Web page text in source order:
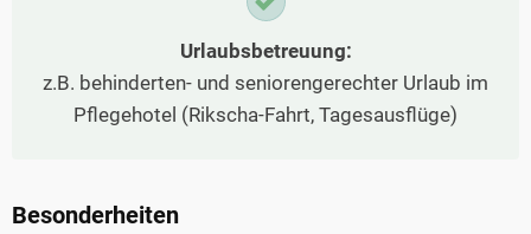
Urlaubsbetreuung:
z.B. behinderten- und seniorengerechter Urlaub im
Pflegehotel (Rikscha-Fahrt, Tagesausflüge)
Besonderheiten